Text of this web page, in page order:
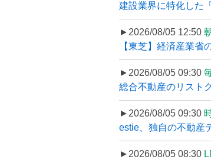
建設業界に特化した
►2026/08/05 12:50
【東芝】経済産業省
►2026/08/05 09:30
総合不動産のリスト
►2026/08/05 09:30
estie、独自の不動産
►2026/08/05 08:30